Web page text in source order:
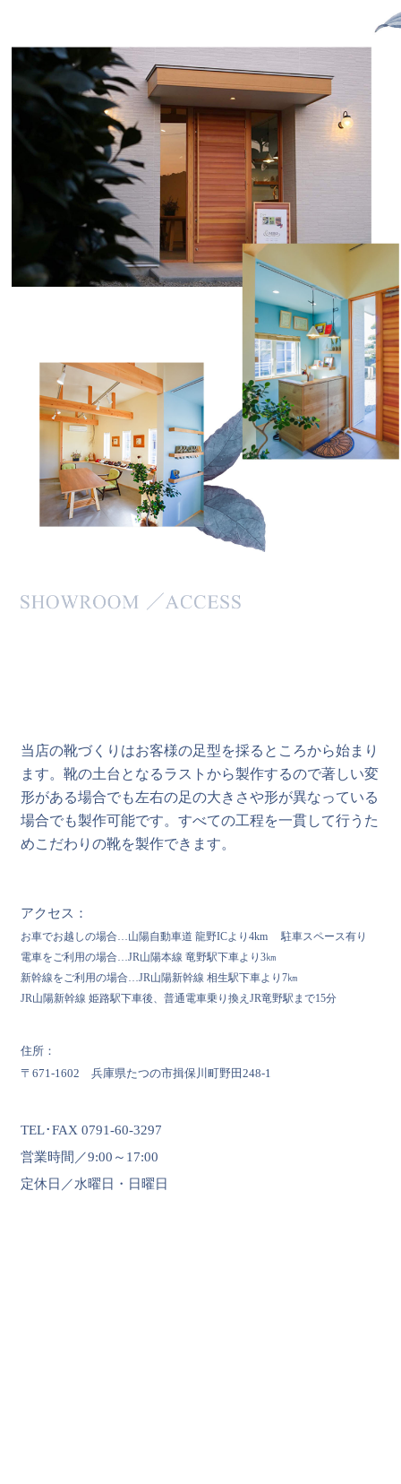
当店の靴づくりはお客様の足型を採るところから始まり
ます。靴の土台となるラストから製作するので著しい変
形がある場合でも左右の足の大きさや形が異なっている
場合でも製作可能です。すべての工程を一貫して行うた
めこだわりの靴を製作できます。
アクセス：
お車でお越しの場合…山陽自動車道 龍野ICより4km 駐車スペース有り
電車をご利用の場合…JR山陽本線 竜野駅下車より3㎞
新幹線をご利用の場合…JR山陽新幹線 相生駅下車より7㎞
JR山陽新幹線 姫路駅下車後、普通電車乗り換えJR竜野駅まで15分
住所：
〒671-1602 兵庫県たつの市揖保川町野田248-1
TEL･FAX 0791-60-3297
営業時間／9:00～17:00
定休日／水曜日・日曜日